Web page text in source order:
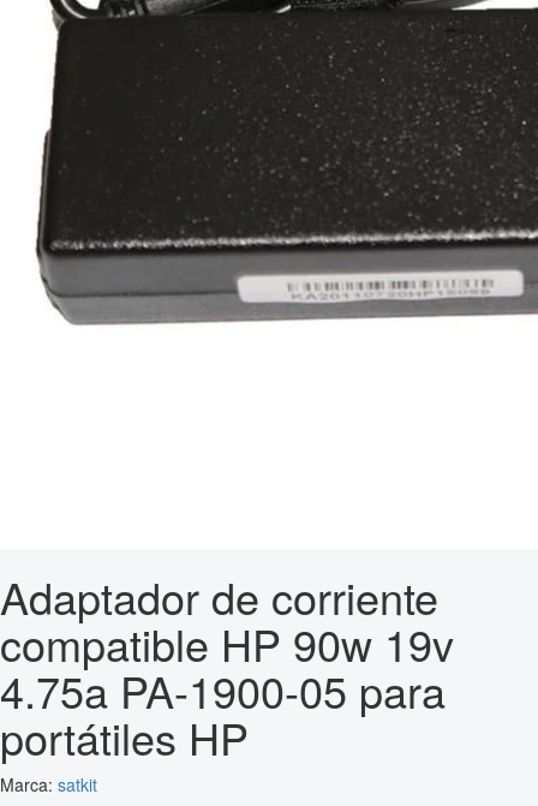
Adaptador de corriente
compatible HP 90w 19v
4.75a PA-1900-05 para
portátiles HP
Marca: satkit